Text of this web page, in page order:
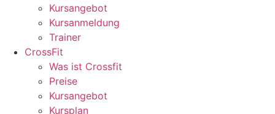
Kursangebot
Kursanmeldung
Trainer
CrossFit
Was ist Crossfit
Preise
Kursangebot
Kursplan